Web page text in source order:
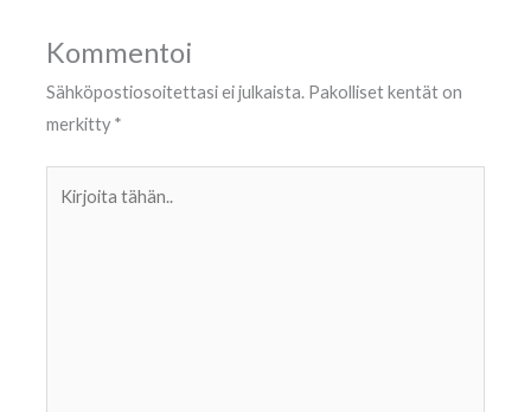
Kommentoi
Sähköpostiosoitettasi ei julkaista. Pakolliset kentät on
merkitty *
tähän..